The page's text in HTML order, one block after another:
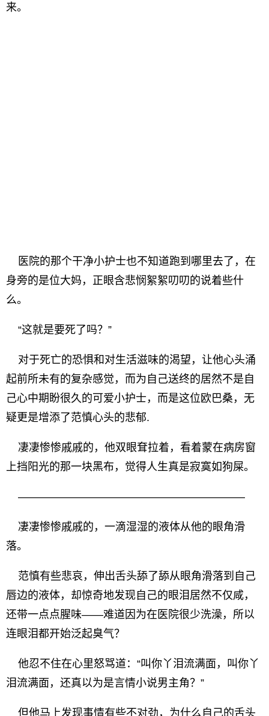
来。
医院的那个干净小护士也不知道跑到哪里去了，在
身旁的是位大妈，正眼含悲悯絮絮叨叨的说着些什
么。
“这就是要死了吗？”
对于死亡的恐惧和对生活滋味的渴望，让他心头涌
起前所未有的复杂感觉，而为自己送终的居然不是自
己心中期盼很久的可爱小护士，而是这位欧巴桑，无
疑更是增添了范慎心头的悲郁.
凄凄惨惨戚戚的，他双眼耷拉着，看着蒙在病房窗
上挡阳光的那一块黑布，觉得人生真是寂寞如狗屎。
—————————————————————
凄凄惨惨戚戚的，一滴湿湿的液体从他的眼角滑
落。
范慎有些悲哀，伸出舌头舔了舔从眼角滑落到自己
唇边的液体，却惊奇地发现自己的眼泪居然不仅咸，
还带一点点腥味——难道因为在医院很少洗澡，所以
连眼泪都开始泛起臭气？
他忍不住在心里怒骂道：“叫你丫泪流满面，叫你丫
泪流满面，还真以为是言情小说男主角？”
但他马上发现事情有些不对劲，为什么自己的舌头